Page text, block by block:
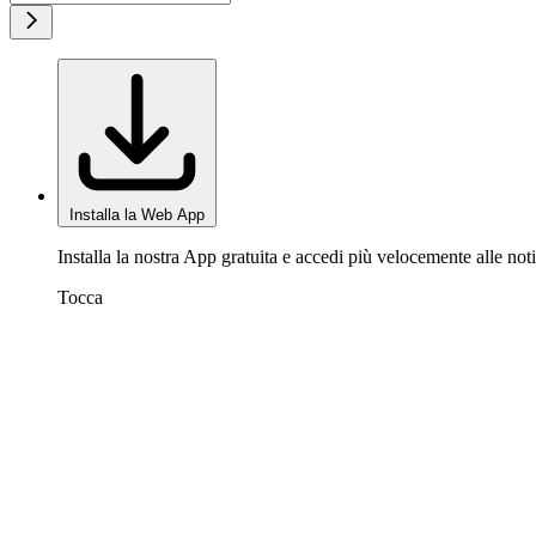
Installa la Web App
Installa la nostra App gratuita e accedi più velocemente alle
Tocca